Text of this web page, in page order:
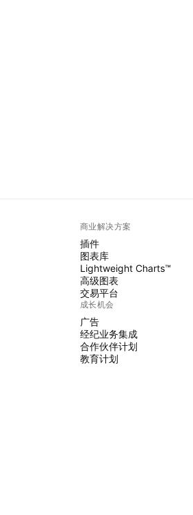
商业解决方案
插件
图表库
Lightweight Charts™
高级图表
交易平台
成长机会
广告
经纪业务集成
合作伙伴计划
教育计划